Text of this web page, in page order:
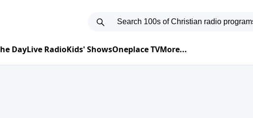
DayLive RadioKids' ShowsOneplace TVMore...